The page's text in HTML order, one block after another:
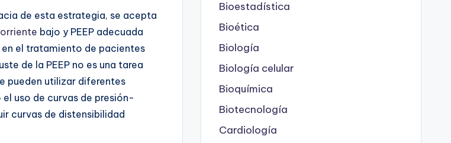
de esta estrategia, se acepta
bajo y PEEP adecuada
el tratamiento de pacientes
de la PEEP no es una tarea
pueden utilizar diferentes
uso de curvas de presión-
curvas de distensibilidad
Bioestadística
Bioética
Biología
Biología celular
Bioquímica
Biotecnología
Cardiología